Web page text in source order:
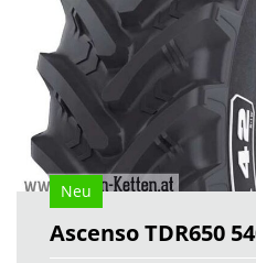
Neu
Ascenso TDR650